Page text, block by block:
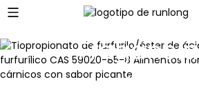
Fragancia
sintética y